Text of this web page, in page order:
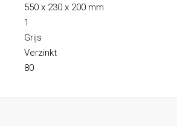
550 x 230 x 200 mm
1
Grijs
Verzinkt
80